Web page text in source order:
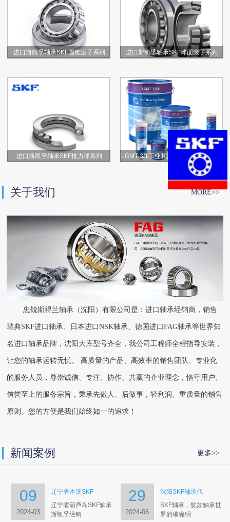
进口斯凯孚轴承SKF圆锥滚子系列 进口斯凯孚轴承SKF球面滚子系列
进口斯凯孚轴承SKF推力球系列 LGMT 3/1工业和汽车通用轴承润滑脂
关于我们 MORE>>
忠锐斯得兰轴承（沈阳）有限公司是：进口轴承经销商，销售
瑞典SKF进口轴承、日本进口NSK轴承、德国进口FAG轴承等世界知
名进口轴承品牌，沈阳大库型号齐全，我公司工程师全程指导安装，
让您的轴承运转无忧。 高质量的产品、高效率的销售团队、专业化
的服务人员，尊崇诚信、专注、协作、共赢的企业理念，恪守用户、
信誉至上的服务宗旨，秉承先做人、后做事，轻利润、重质量的销售
原则。您的方便是我们始终如一的追求！
新闻案例 更多>>
29
2024-06
沈阳SKF轴承代
SKF轴承，犹如轴承世
界的璀璨明
09
2024-03
辽宁省本溪SKF
辽宁省葫芦岛SKF轴承
斯凯孚经销